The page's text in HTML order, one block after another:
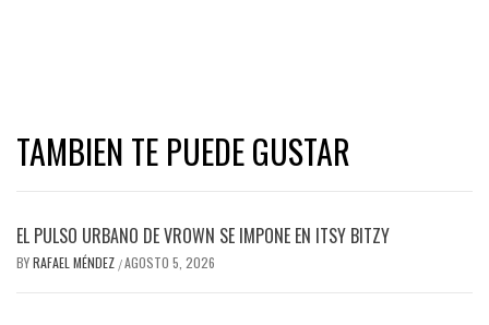
TAMBIEN TE PUEDE GUSTAR
EL PULSO URBANO DE VROWN SE IMPONE EN ITSY BITZY
BYRAFAEL MÉNDEZ /AGOSTO 5, 2026